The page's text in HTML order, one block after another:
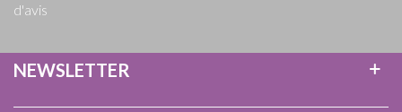
d'avis
NEWSLETTER